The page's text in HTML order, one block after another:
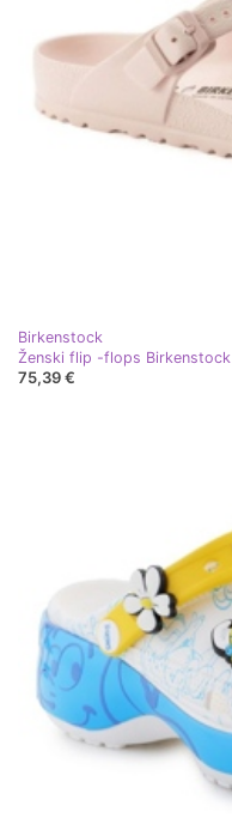
Birkenstock
Ženski flip -flops
75,39 €